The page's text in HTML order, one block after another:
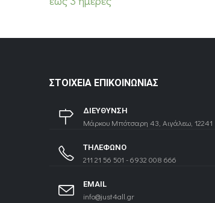
ΣΤΟΙΧΕΊΑ ΕΠΙΚΟΙΝΩΝΊΑΣ
ΔΙΕΥΘΥΝΣΗ
Μάρκου Μπότσαρη 43, Αιγάλεω, 12241
ΤΗΛΕΦΩΝΟ
211 21 56 501 - 6932 008 666
EMAIL
info@just4all.gr